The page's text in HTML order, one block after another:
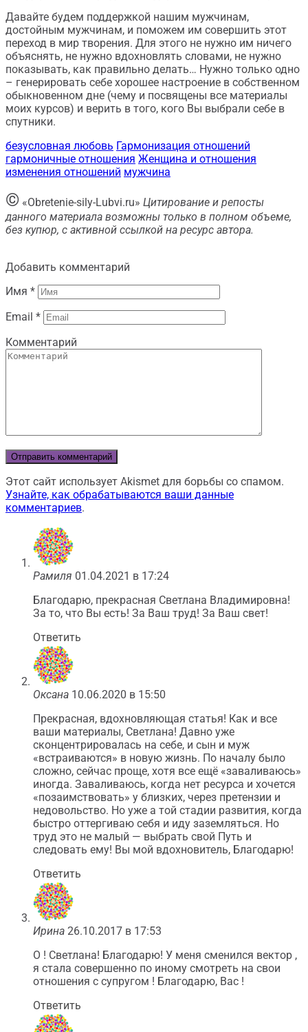
Давайте будем поддержкой нашим мужчинам,
достойным мужчинам, и поможем им совершить этот
переход в мир творения. Для этого не нужно им ничего
объяснять, не нужно вдохновлять словами, не нужно
показывать, как правильно делать… Нужно только одно
– генерировать себе хорошее настроение в собственном
обыкновенном дне (чему и посвящены все материалы
моих курсов) и верить в того, кого Вы выбрали себе в
спутники.
безусловная любовь Гармонизация отношений
гармоничные отношения Женщина и отношения
изменения отношений мужчина
© «Obretenie-sily-Lubvi.ru» Цитирование и репосты
данного материала возможны только в полном объеме,
без купюр, с активной ссылкой на ресурс автора.
Добавить комментарий
Имя *
Email *
Комментарий
Этот сайт использует Akismet для борьбы со спамом.
Узнайте, как обрабатываются ваши данные
комментариев.
Рамиля 01.04.2021 в 17:24
Благодарю, прекрасная Светлана Владимировна!
За то, что Вы есть! За Ваш труд! За Ваш свет!
Ответить
Оксана 10.06.2020 в 15:50
Прекрасная, вдохновляющая статья! Как и все
ваши материалы, Светлана! Давно уже
сконцентрировалась на себе, и сын и муж
«встраиваются» в новую жизнь. По началу было
сложно, сейчас проще, хотя все ещё «заваливаюсь»
иногда. Заваливаюсь, когда нет ресурса и хочется
«позаимствовать» у близких, через претензии и
недовольство. Но уже а той стадии развития, когда
быстро оттергиваю себя и иду заземляться. Но
труд это не малый — выбрать свой Путь и
следовать ему! Вы мой вдохновитель, Благодарю!
Ответить
Ирина 26.10.2017 в 17:53
О ! Светлана! Благодарю! У меня сменился вектор ,
я стала совершенно по иному смотреть на свои
отношения с супругом ! Благодарю, Вас !
Ответить